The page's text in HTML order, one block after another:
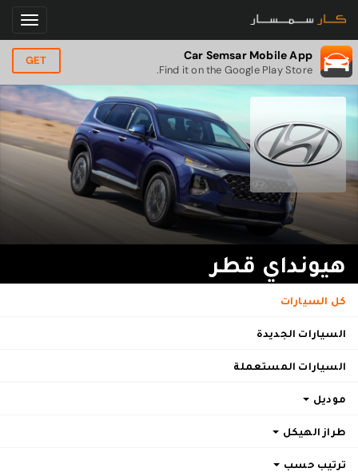
Car Semsar Mobile App
Find it on the Google Play Store.
GET
هيونداي قطر
كل السيارات
السيارات الجديدة
السيارات المستعملة
موديل
طراز الهيكل
ترتيب حسب